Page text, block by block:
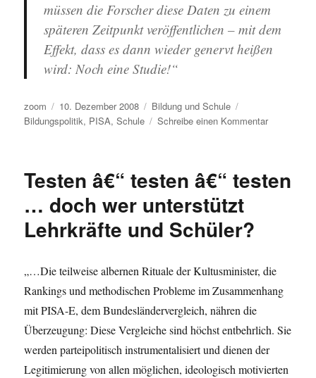
müssen die Forscher diese Daten zu einem
späteren Zeitpunkt veröffentlichen – mit dem
Effekt, dass es dann wieder genervt heißen
wird: Noch eine Studie!“
Autor
zoom
Veröffentlicht
am
10. Dezember 2008 Kategorien
Bildung und Schule
Bildungspolitik, PISA,Schule Schreibe einen Kommentarzu
Testen â€“ testen â€“ testen
… doch wer unterstützt
Lehrkräfte und Schüler?
„…Die teilweise albernen Rituale der Kultusminister, die
Rankings und methodischen Probleme im Zusammenhang
mit PISA-E, dem Bundesländervergleich, nähren die
Überzeugung: Diese Vergleiche sind höchst entbehrlich. Sie
werden parteipolitisch instrumentalisiert und dienen der
Legitimierung von allen möglichen, ideologisch motivierten